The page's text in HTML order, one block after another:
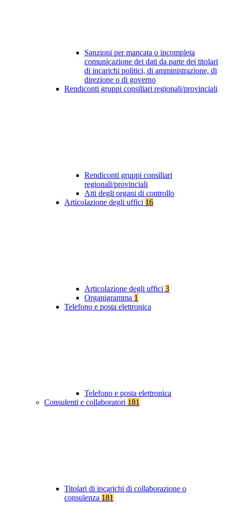
Sanzioni per mancata o incompleta
comunicazione dei dati da parte dei titolari
di incarichi politici, di amministrazione, di
direzione o di governo
Rendiconti gruppi consiliari regionali/provinciali
Rendiconti gruppi consiliari
regionali/provinciali
Atti degli organi di controllo
Articolazione degli uffici 16
Articolazione degli uffici 3
Organigramma 1
Telefono e posta elettronica
Telefono e posta elettronica
Consulenti e collaboratori 181
Titolari di incarichi di collaborazione o
consulenza 181